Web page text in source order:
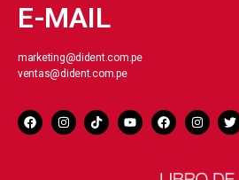
E-MAIL
marketing@dident.com.pe
ventas@dident.com.pe